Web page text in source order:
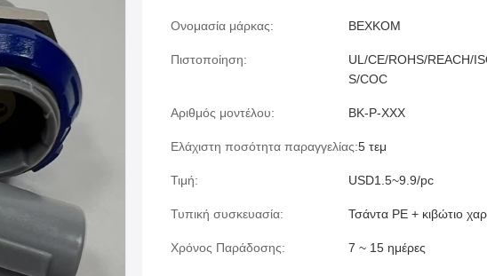
Ονομασία μάρκας: BEXKOM
Πιστοποίηση:
UL/CE/ROHS/REACH/
S/COC
Αριθμός μοντέλου: BK-P-XXX
Ελάχιστη ποσότητα παραγγελίας:5 τεμ
Τιμή: USD1.5~9.9/pc
Τυπική συσκευασία: Τσάντα PE + κιβώτιο
Χρόνος Παράδοσης: 7 ~ 15 ημέρες